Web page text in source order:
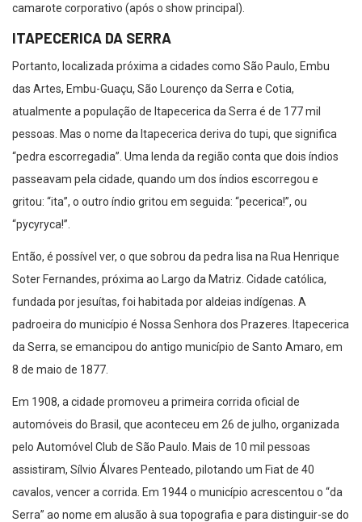
camarote corporativo (após o show principal).
ITAPECERICA DA SERRA
Portanto, localizada próxima a cidades como São Paulo, Embu
das Artes, Embu-Guaçu, São Lourenço da Serra e Cotia,
atualmente a população de Itapecerica da Serra é de 177 mil
pessoas. Mas o nome da Itapecerica deriva do tupi, que significa
“pedra escorregadia”. Uma lenda da região conta que dois índios
passeavam pela cidade, quando um dos índios escorregou e
gritou: “ita”, o outro índio gritou em seguida: “pecerica!”, ou
“pycyryca!”.
Então, é possível ver, o que sobrou da pedra lisa na Rua Henrique
Soter Fernandes, próxima ao Largo da Matriz. Cidade católica,
fundada por jesuítas, foi habitada por aldeias indígenas. A
padroeira do município é Nossa Senhora dos Prazeres. Itapecerica
da Serra, se emancipou do antigo município de Santo Amaro, em
8 de maio de 1877.
Em 1908, a cidade promoveu a primeira corrida oficial de
automóveis do Brasil, que aconteceu em 26 de julho, organizada
pelo Automóvel Club de São Paulo. Mais de 10 mil pessoas
assistiram, Sílvio Álvares Penteado, pilotando um Fiat de 40
cavalos, vencer a corrida. Em 1944 o município acrescentou o “da
Serra” ao nome em alusão à sua topografia e para distinguir-se do